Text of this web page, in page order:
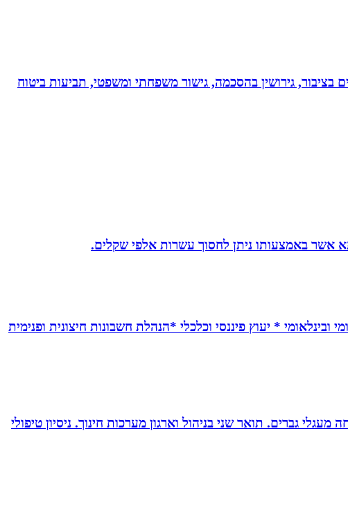
בציבור, גירושין בהסכמה, גישור משפחתי ומשפטי, תביעות ביטוח
אשר באמצעותו ניתן לחסוך עשרות אלפי שקלים.
* יעוץ פיננסי וכלכלי *הנהלת חשבונות חיצונית ופנימית
גברים. תואר שני בניהול וארגון מערכות חינוך. ניסיון טיפולי